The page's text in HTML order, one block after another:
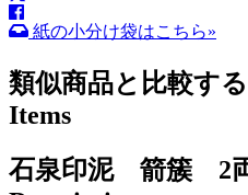
紙の小分け袋はこちら»
類似商品と比較する
Items
石泉印泥 箭簇 2